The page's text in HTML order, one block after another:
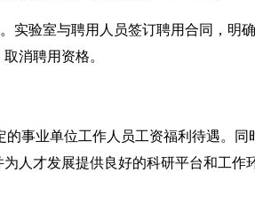
验室与聘用人员签订聘用合同，明
消聘用资格。
的事业单位工作人员工资福利待遇。
人才发展提供良好的科研平台和工作